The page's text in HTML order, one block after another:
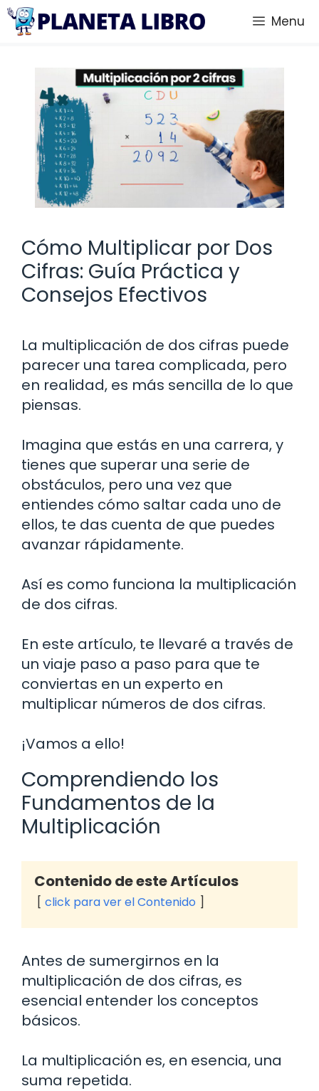
Saltar
Menu
Cómo Multiplicar por Dos
Cifras: Guía Práctica y
Consejos Efectivos
La multiplicación de dos cifras puede
parecer una tarea complicada, pero
en realidad, es más sencilla de lo que
piensas.
Imagina que estás en una carrera, y
tienes que superar una serie de
obstáculos, pero una vez que
entiendes cómo saltar cada uno de
ellos, te das cuenta de que puedes
avanzar rápidamente.
Así es como funciona la multiplicación
de dos cifras.
En este artículo, te llevaré a través de
un viaje paso a paso para que te
conviertas en un experto en
multiplicar números de dos cifras.
¡Vamos a ello!
Comprendiendo los
Fundamentos de la
Multiplicación
Contenido de este Artículos
click para ver el Contenido
Antes de sumergirnos en la
multiplicación de dos cifras, es
esencial entender los conceptos
básicos.
La multiplicación es, en esencia, una
suma repetida.